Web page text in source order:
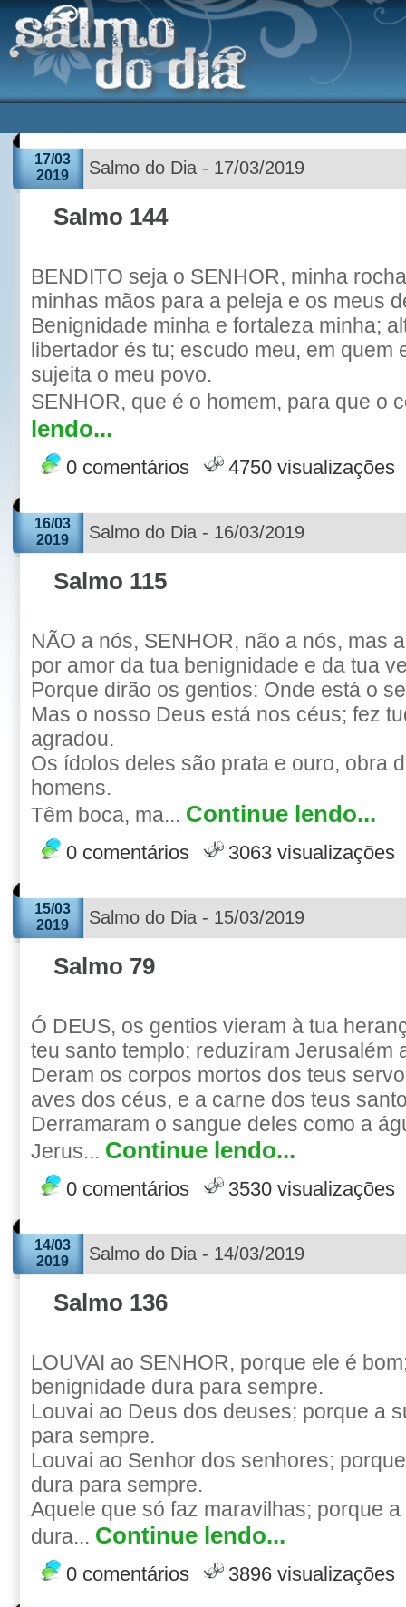
17/03
2019
Salmo do Dia - 17/03/2019
Salmo 144
BENDITO seja o SENHOR, minha
minhas mãos para a peleja e os meus
Benignidade minha e fortaleza minha;
libertador és tu; escudo meu, em quem
sujeita o meu povo.
SENHOR, que é o homem, para que o
lendo...
0 comentários 4750 visualizações
16/03
2019
Salmo do Dia - 16/03/2019
Salmo 115
NÃO a nós, SENHOR, não a nós, mas
por amor da tua benignidade e da tua
Porque dirão os gentios: Onde está o
Mas o nosso Deus está nos céus; fez
agradou.
Os ídolos deles são prata e ouro, obra
homens.
Têm boca, ma... Continue lendo...
0 comentários 3063 visualizações
15/03
2019
Salmo do Dia - 15/03/2019
Salmo 79
Ó DEUS, os gentios vieram à tua
teu santo templo; reduziram Jerusalém
Deram os corpos mortos dos teus
aves dos céus, e a carne dos teus
Derramaram o sangue deles como a
Jerus... Continue lendo...
0 comentários 3530 visualizações
14/03
2019
Salmo do Dia - 14/03/2019
Salmo 136
LOUVAI ao SENHOR, porque ele é
benignidade dura para sempre.
Louvai ao Deus dos deuses; porque a
para sempre.
Louvai ao Senhor dos senhores;
dura para sempre.
Aquele que só faz maravilhas; porque
dura... Continue lendo...
0 comentários 3896 visualizações